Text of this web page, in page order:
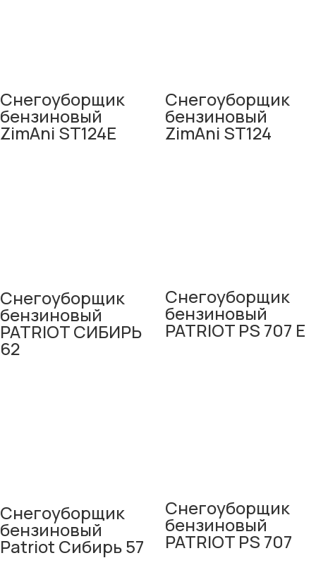
Снегоуборщик
бензиновый
ZimAni ST124E
Снегоуборщик
бензиновый
ZimAni ST124
Снегоуборщик
бензиновый
PATRIOT СИБИРЬ
62
Снегоуборщик
бензиновый
PATRIOT PS 707 E
Снегоуборщик
бензиновый
Patriot Сибирь 57
Снегоуборщик
бензиновый
PATRIOT PS 707